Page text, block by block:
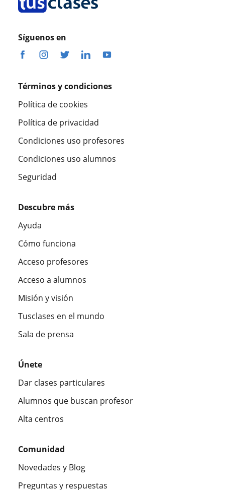
Síguenos en
Términos y condiciones
Política de cookies
Política de privacidad
Condiciones uso profesores
Condiciones uso alumnos
Seguridad
Descubre más
Ayuda
Cómo funciona
Acceso profesores
Acceso a alumnos
Misión y visión
Tusclases en el mundo
Sala de prensa
Únete
Dar clases particulares
Alumnos que buscan profesor
Alta centros
Comunidad
Novedades y Blog
Preguntas y respuestas